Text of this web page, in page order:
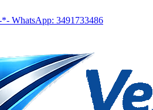
WhatsApp: 3491733486